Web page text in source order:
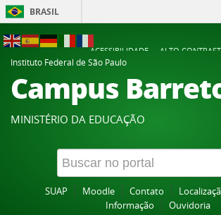
BRASIL
Acesso à
ACESSIBILIDADE
ALTO
Instituto Federal de São Paulo
Campus
MINISTÉRIO DA EDUCAÇÃO
SUAP Moodle Contato
Informação
Ouvidoria